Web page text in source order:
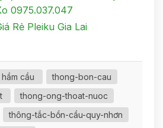
0975.037.047
Rẻ Pleiku Gia Lai
cầu
thong-bon-cau
thong-ong-thoat-nuoc
thông-tắc-bồn-cầu-quy-nhơn